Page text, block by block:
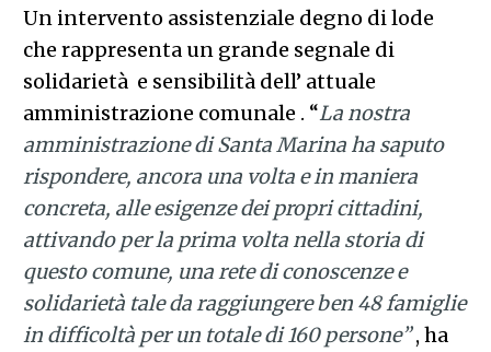
Un intervento assistenziale degno di lode
che rappresenta un grande segnale di
solidarietà e sensibilità dell’ attuale
amministrazione comunale . “La nostra
amministrazione di Santa Marina ha saputo
rispondere, ancora una volta e in maniera
concreta, alle esigenze dei propri cittadini,
attivando per la prima volta nella storia di
questo comune, una rete di conoscenze e
solidarietà tale da raggiungere ben 48 famiglie
in difficoltà per un totale di 160 persone”, ha